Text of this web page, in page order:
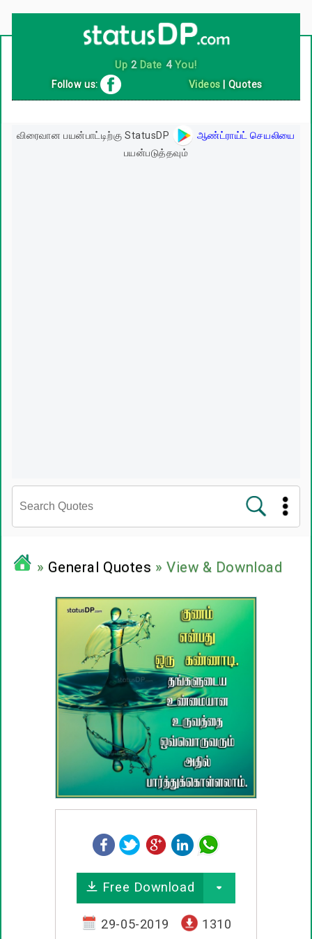
Up 2Date 4You!
Follow us: Videos Quotes
விரைவான பயன்பாட்டிற்கு StatusDP
ஆண்ட்ராய்ட் செயலியை
பயன்படுத்தவும்
பழமொழிகள்
ஊக்கம் / உத்வேக பொன்மொழிகள்
காதல் பொன்மொழிகள்
மகிழ்ச்சி பொன்மொழிகள்
பொதுவான பொன்மொழிகள்
கடவுள் பொன்மொழிகள்
» General Quotes » View & Download
Free Download
29-05-2019 1310